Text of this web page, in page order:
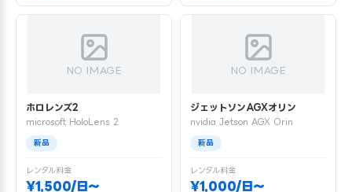
NO IMAGE
ホロレンズ2
microsoft HoloLens 2
新品
レンタル料金
¥1,500/日〜
NO IMAGE
ジェットソンAGXオリン
nvidia Jetson AGX Orin
新品
レンタル料金
¥1,000/日〜